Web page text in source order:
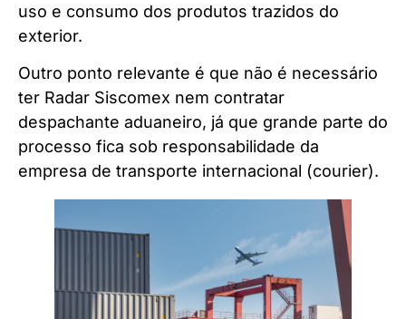
uso e consumo dos produtos trazidos do
exterior.
Outro ponto relevante é que não é necessário
ter Radar Siscomex nem contratar
despachante aduaneiro, já que grande parte do
processo fica sob responsabilidade da
empresa de transporte internacional (courier).